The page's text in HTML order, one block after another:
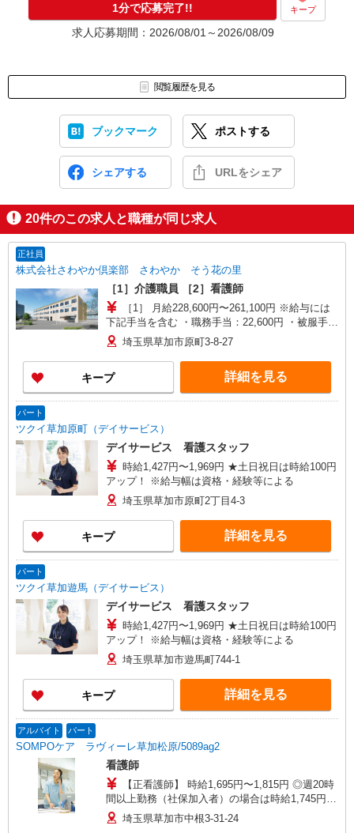
1分で応募完了!! キープ
求人応募期間：2026/08/01～2026/08/09
閲覧履歴を見る
ブックマーク ポストする
シェアする URLをシェア
20件のこの求人と職種が同じ求人
正社員
株式会社さわやか倶楽部 さわやか そう花の里
［1］介護職員 ［2］看護師
［1］ 月給228,600円〜261,100円 ※給与には
下記手当を含む ・職務手当：22,600円 ・被服手
当：1,000円 ・地域手当：60,000円 ・ベースアッ
プ手当：11,000円 ［2］ 月給248,000円〜290,000
円 ※給与には下記手当を含む ・職務手当：6,000
円 ・被服手当：1,000円 ・地域手当：60,000円 ・
ベースアップ手当：11,000円 ・資格手当（看護
ます
埼玉県草加市原町3-8-27
キープ 詳細を見る
パート
ツクイ草加原町（デイサービス）
デイサービス 看護スタッフ
時給1,427円〜1,969円 ★土日祝日は時給100円
アップ！ ※給与幅は資格・経験等による
埼玉県草加市原町2丁目4-3
キープ 詳細を見る
パート
ツクイ草加遊馬（デイサービス）
デイサービス 看護スタッフ
時給1,427円〜1,969円 ★土日祝日は時給100円
アップ！ ※給与幅は資格・経験等による
埼玉県草加市遊馬町744-1
キープ 詳細を見る
アルバイト パート
SOMPOケア ラヴィーレ草加松原/5089ag2
看護師
【正看護師】 時給1,695円〜1,815円 ◎週20時
間以上勤務（社保加入者）の場合は時給1,745円〜
1,865円 【准看護師】 時給1,395円〜1,515円 ◎週
20時間以上勤務（社保加入者）の場合は時給1,445
埼玉県草加市中根3-31-24